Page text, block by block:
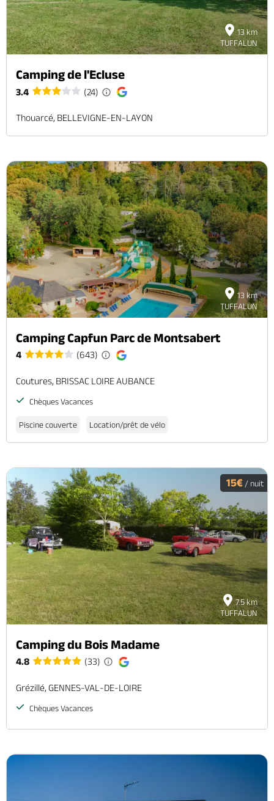
13 km
TUFFALUN
Camping de l'Ecluse
3.4 (24)
Thouarcé, BELLEVIGNE-EN-LAYON
13 km
TUFFALUN
Camping Capfun Parc de Montsabert
4 (643)
Coutures, BRISSAC LOIRE AUBANCE
Chèques Vacances
Piscine couverte Location/prêt de vélo
7.5 km
TUFFALUN
15€ / nuit
Camping du Bois Madame
4.8 (33)
Grézillé, GENNES-VAL-DE-LOIRE
Chèques Vacances